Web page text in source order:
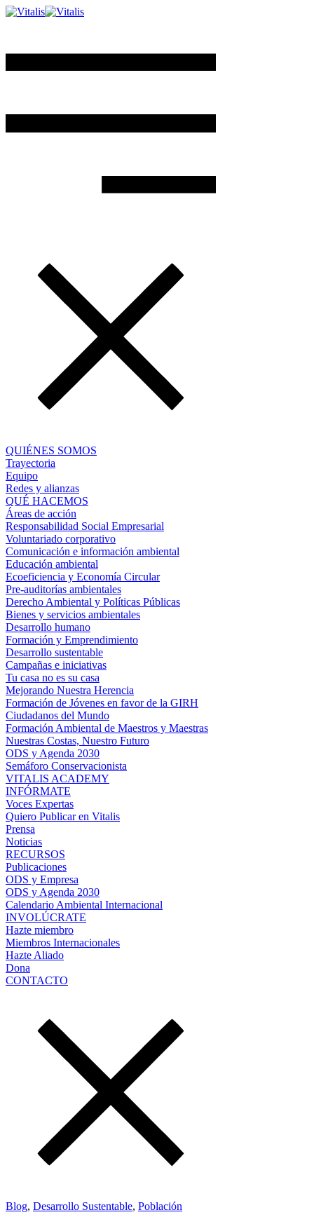
QUIÉNES SOMOS
Trayectoria
Equipo
Redes y alianzas
QUÉ HACEMOS
Áreas de acción
Responsabilidad Social Empresarial
Voluntariado corporativo
Comunicación e información ambiental
Educación ambiental
Ecoeficiencia y Economía Circular
Pre-auditorías ambientales
Derecho Ambiental y Políticas Públicas
Bienes y servicios ambientales
Desarrollo humano
Formación y Emprendimiento
Desarrollo sustentable
Campañas e iniciativas
Tu casa no es su casa
Mejorando Nuestra Herencia
Formación de Jóvenes en favor de la GIRH
Ciudadanos del Mundo
Formación Ambiental de Maestros y Maestras
Nuestras Costas, Nuestro Futuro
ODS y Agenda 2030
Semáforo Conservacionista
VITALIS ACADEMY
INFÓRMATE
Voces Expertas
Quiero Publicar en Vitalis
Prensa
Noticias
RECURSOS
Publicaciones
ODS y Empresa
ODS y Agenda 2030
Calendario Ambiental Internacional
INVOLÚCRATE
Hazte miembro
Miembros Internacionales
Hazte Aliado
Dona
CONTACTO
Blog, Desarrollo Sustentable, Población